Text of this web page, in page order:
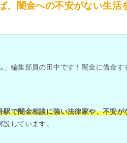
、闇金への不安がない生活
」編集部員の田中です！闇金に借金
駅で闇金相談に強い法律家や、不安が
しています。